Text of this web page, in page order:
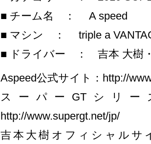
■ チーム名 ： A speed
■ マシン ： triple a
■ ドライバー ： 吉本 大樹
Aspeed公式サイト：http://
スーパーGTシリー
http://www.supergt.net/jp/
吉本大樹オフィシャルサ